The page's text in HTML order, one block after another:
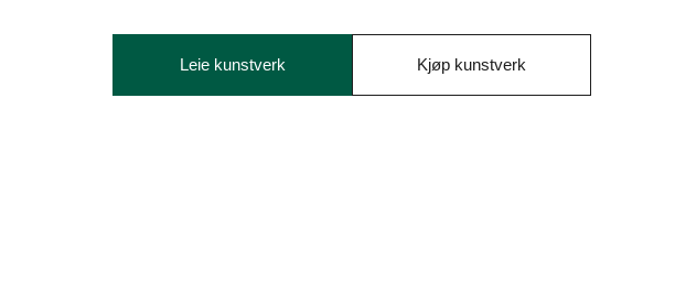
Leie kunstverk Kjøp kunstverk